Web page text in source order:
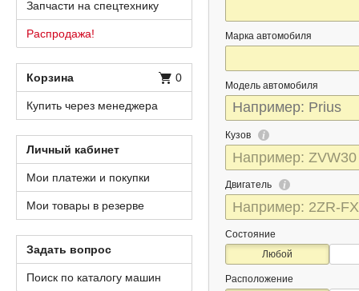
Марка автомобиля
Модель автомобиля
Кузов
Двигатель
Состояние
Любой
Расположение
Запчасти на спецтехнику
Распродажа!
Корзина 0
Купить через менеджера
Личный кабинет
Мои платежи и покупки
Мои товары в резерве
Задать вопрос
Поиск по каталогу машин